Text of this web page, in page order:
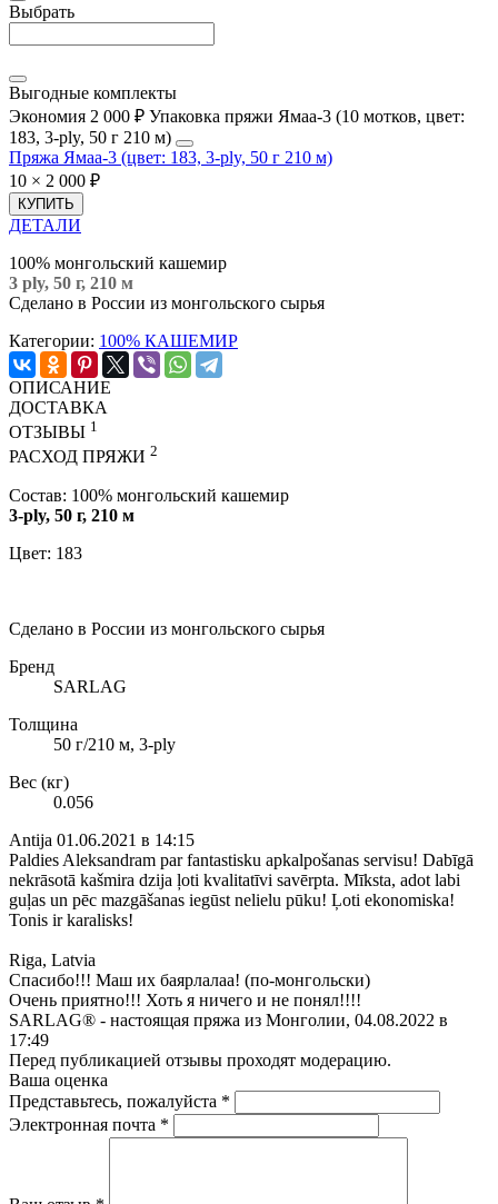
Выбрать
Выгодные комплекты
Экономия 2 000 ₽ Упаковка пряжи Ямаа-3 (10 мотков, цвет:
183, 3-ply, 50 г 210 м)
Пряжа Ямаа-3 (цвет: 183, 3-ply, 50 г 210 м)
10 × 2 000 ₽
КУПИТЬ
ДЕТАЛИ
100% монгольский кашемир
3 ply, 50 г, 210 м
Сделано в России из монгольского сырья
Категории: 100% КАШЕМИР
ОПИСАНИЕ
ДОСТАВКА
ОТЗЫВЫ 1
РАСХОД ПРЯЖИ 2
Состав: 100% монгольский кашемир
3-ply, 50 г, 210 м
Цвет: 183
Сделано в России из монгольского сырья
Бренд
SARLAG
Толщина
50 г/210 м, 3-ply
Вес (кг)
0.056
Antija 01.06.2021 в 14:15
Paldies Aleksandram par fantastisku apkalpošanas servisu! Dabīgā
nekrāsotā kašmira dzija ļoti kvalitatīvi savērpta. Mīksta, adot labi
guļas un pēc mazgāšanas iegūst nelielu pūku! Ļoti ekonomiska!
Tonis ir karalisks!
Riga, Latvia
Спасибо!!! Маш их баярлалаа! (по-монгольски)
Очень приятно!!! Хоть я ничего и не понял!!!!
SARLAG® - настоящая пряжа из Монголии, 04.08.2022 в
17:49
Перед публикацией отзывы проходят модерацию.
Ваша оценка
Представьтесь, пожалуйста *
Электронная почта *